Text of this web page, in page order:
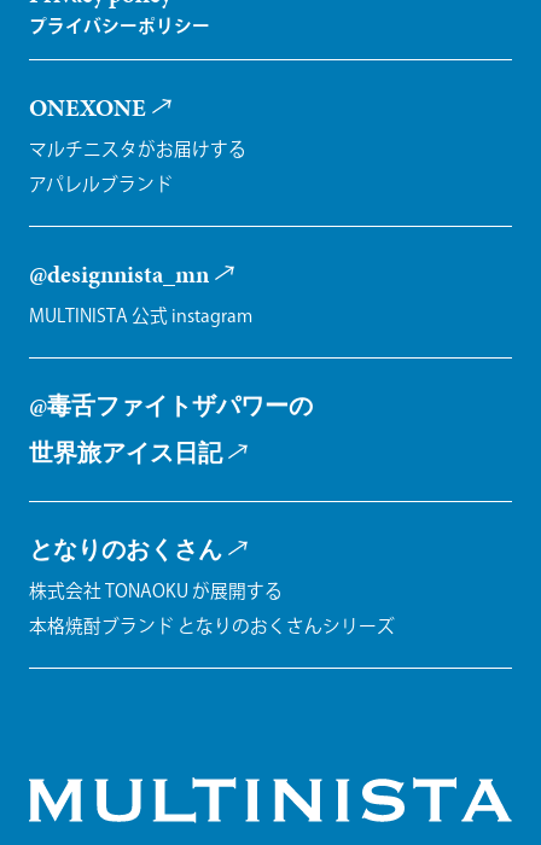
ONEXONE
マルチニスタがお届けする
アパレルブランド
@designnista_mn
MULTINISTA 公式 instagram
@毒舌ファイトザパワーの
世界旅アイス日記
となりのおくさん
株式会社 TONAOKU が展開する
本格焼酎ブランド となりのおくさんシリーズ